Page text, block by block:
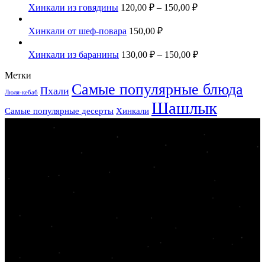
Хинкали из говядины 120,00 ₽ – 150,00 ₽
Хинкали от шеф-повара 150,00 ₽
Хинкали из баранины 130,00 ₽ – 150,00 ₽
Метки
Люля-кебаб Пхали Самые популярные блюда
Самые популярные десерты Хинкали Шашлык